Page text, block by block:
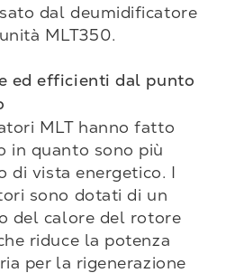
dal deumidificatore
MLT350.
ed efficienti dal punto
MLT hanno fatto
in quanto sono più
di vista energetico. I
sono dotati di un
del calore del rotore
riduce la potenza
per la rigenerazione